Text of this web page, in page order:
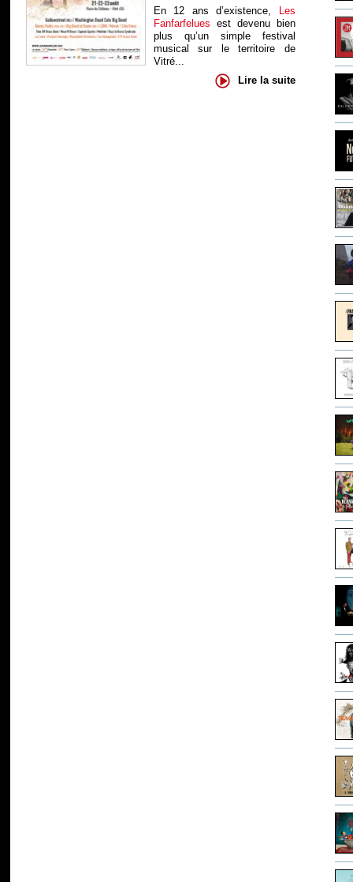
En 12 ans d’existence, Les
Fanfarfelues est devenu bien
plus qu’un simple festival
musical sur le territoire de
Vitré...
Lire la suite